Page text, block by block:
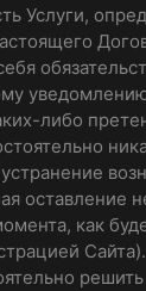
Услуги,
либо
оставление
как